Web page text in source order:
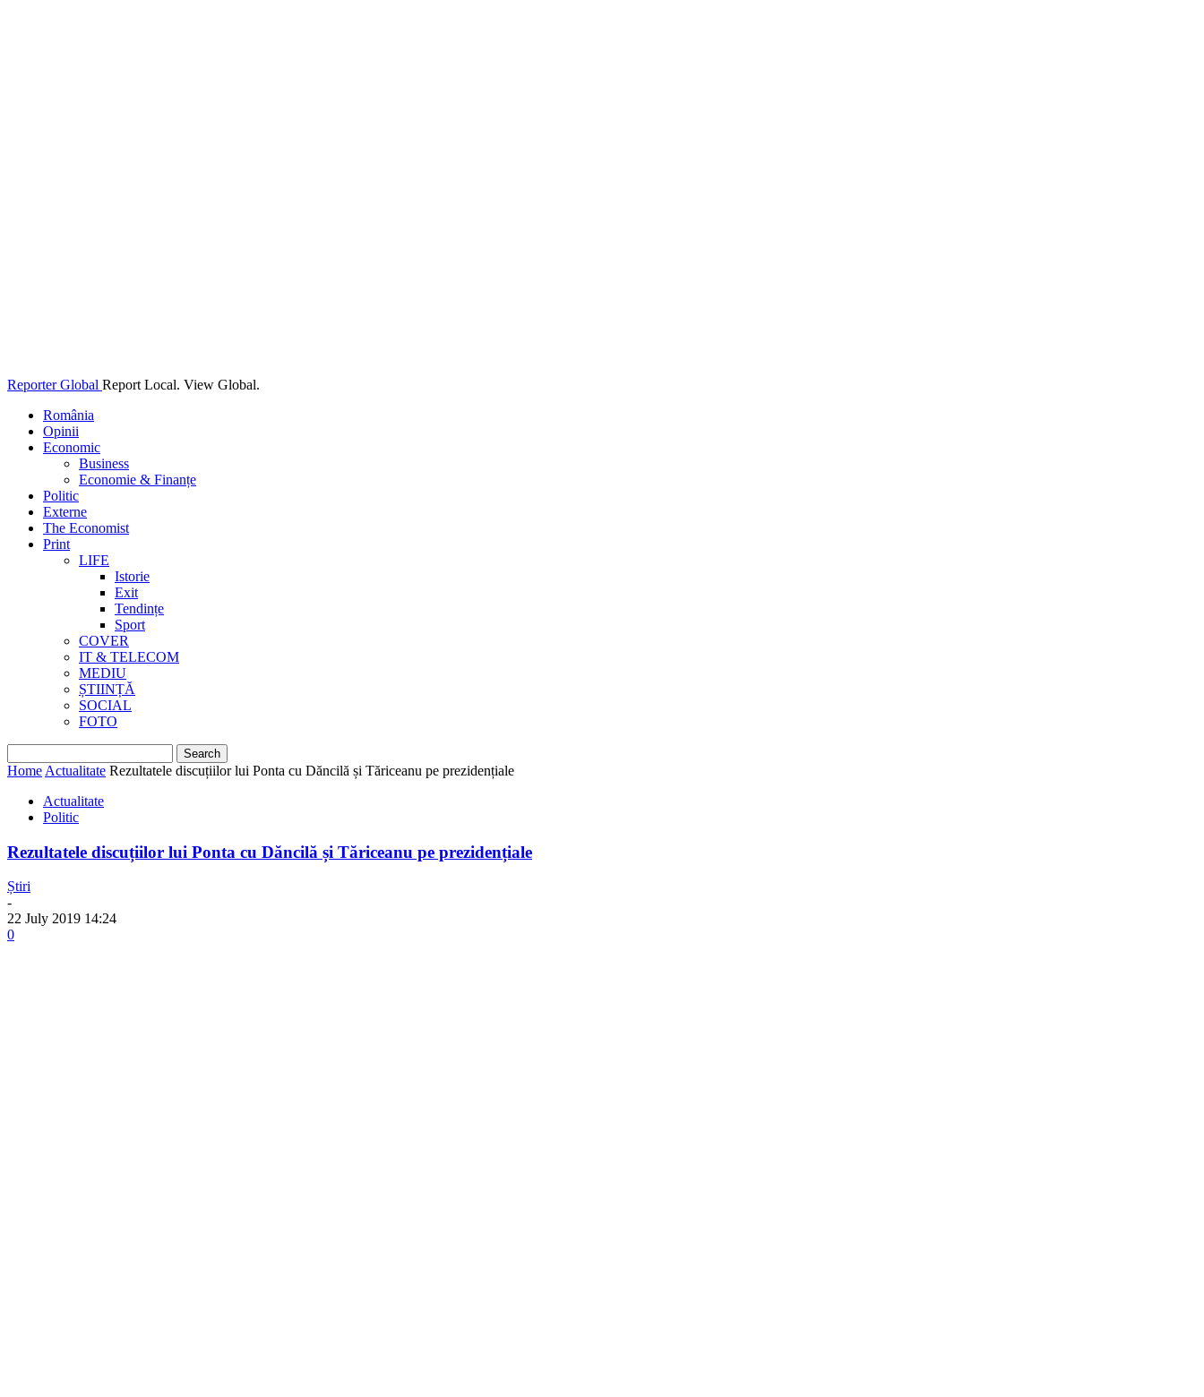
Reporter Global Report Local. View Global.
România
Opinii
Economic
Business
Economie & Finanțe
Politic
Externe
The Economist
Print
LIFE
Istorie
Exit
Tendințe
Sport
COVER
IT & TELECOM
MEDIU
ȘTIINȚĂ
SOCIAL
FOTO
Home Actualitate Rezultatele discuțiilor lui Ponta cu Dăncilă și Tăriceanu pe prezidențiale
Actualitate
Politic
Rezultatele discuțiilor lui Ponta cu Dăncilă și Tăriceanu pe prezidențiale
Știri
-
22 July 2019 14:24
0